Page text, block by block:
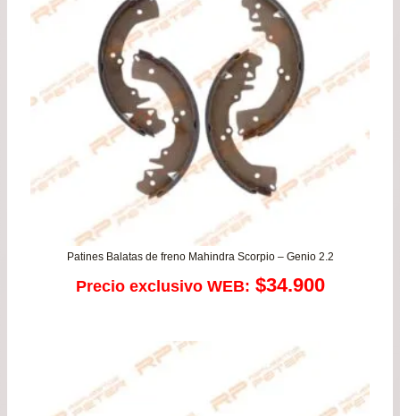
Patines Balatas de freno Mahindra Scorpio – Genio 2.2
Precio exclusivo WEB: $34.900